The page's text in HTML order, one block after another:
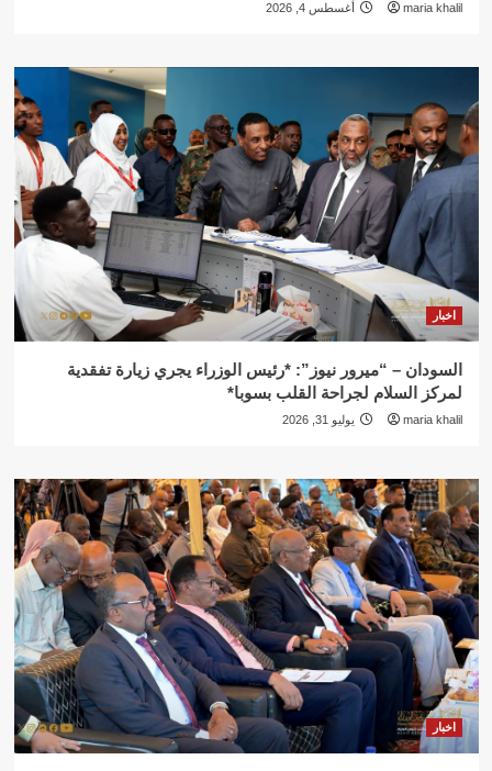
maria khalil أغسطس 4, 2026
اخبار
السودان – “ميرور نيوز”: *رئيس الوزراء يجري زيارة تفقدية
لمركز السلام لجراحة القلب بسوبا*
maria khalil يوليو 31, 2026
اخبار